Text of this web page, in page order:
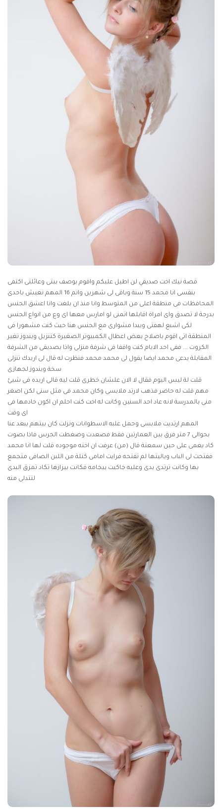
قصة نيك اخت صديقي لن اطيل عليكم واقوم بوصف بيتى وعائلتى اكتفى
بنفسى انا محمد 15 سنة وباقى لى شهرين واتم 16 المهم نعيش باحدى
المحافظات فى منطقة اعلى من المتوسط وانا منذ ان بلغت وانا اعشق الجنس
بدرجة لا تصدق واى امراة اقابلها اتمنى لو امارس معها اى وع من انواع الجنس
لكى اشبع لهفتى ويبدا مشوارى مع الجنس هنا حيث كنت مشهورا فى
المنطقة اتى اقوم باصلاح بعض اعطال الكمبيوتر الصغيرة كتنزيل ويندوز تغير
الكروت …. ففى احد الايام كنت واقفا فى شرفة منزلى واذا بصديقى من الشرفة
المقابلة يدعى محمد ايضا يقول لى محمد محمد فنظرت له قال لى اريدك تنزلى
سخة ويندوز لجهازى
قلت لة ليس اليوم فقال لا الان علشان خطرى قلت ليه قالى اريده فى شيئ
مهم قلت له حاضر فذهب لارتد ملابسى وكان محمد فى مثل سنى لكن اصغر
منى بالمدرسة لانه عاد احد السنين وكانت له اخت كنت احلم ان اكون خادمها فى
اى وقت
المهم ارتديت ملابسى وحمل علبه الاسطوانات ونزلت كان بيتهم يبعد عنا
بحوالى 7 متر فرق بين العمارتين فقط فصعدت وضغطت الجرس فاذا بصوت
كاد يغمى على حين سمعتة قال (من) عرفت ان اخته موجوده قلت لها انا محمد
ففتحت لى الباب وياليتها لم تفتحه فرايت امامى كتلة من اللبن الصافى متجمع
بها وكانت ترتدى بدى وعليه جاكيت بيجامه فكانت بيزازها تكاد تمزق البدى
لتتدلى منه